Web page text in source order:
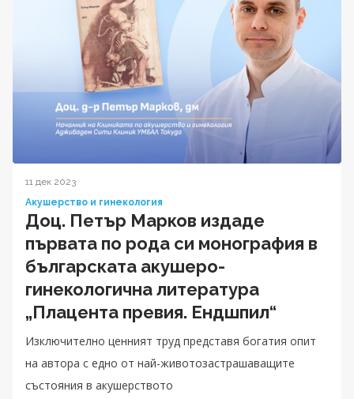
11 дек 2023
Акушерство и гинекология
Доц. Петър Марков издаде
първата по рода си монография в
българската акушеро-
гинекологична литература
„Плацента превия. Ендшпил“
Изключително ценният труд представя богатия опит
на автора с едно от най-животозастрашаващите
състояния в акушерството